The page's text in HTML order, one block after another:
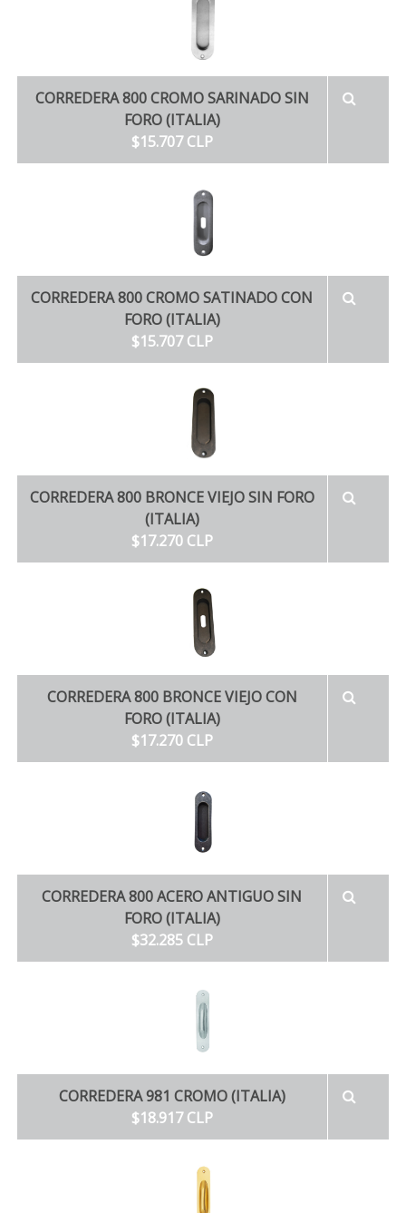
CORREDERA 800 CROMO SARINADO SIN
FORO (ITALIA)
$15.707 CLP
CORREDERA 800 CROMO SATINADO CON
FORO (ITALIA)
$15.707 CLP
CORREDERA 800 BRONCE VIEJO SIN FORO
(ITALIA)
$17.270 CLP
CORREDERA 800 BRONCE VIEJO CON
FORO (ITALIA)
$17.270 CLP
CORREDERA 800 ACERO ANTIGUO SIN
FORO (ITALIA)
$32.285 CLP
CORREDERA 981 CROMO (ITALIA)
$18.917 CLP